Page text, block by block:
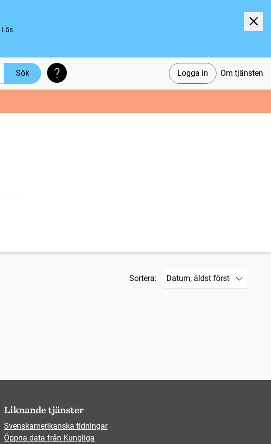
Läs
Logga in Om tjänsten
Sök Söktips
Sortera:
Liknande tjänster
Svenskamerikanska tidningar
Öppna data från Kungliga